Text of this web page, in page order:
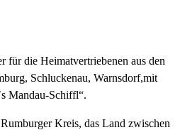
für die Heimatvertriebenen aus den
Schluckenau, Warnsdorf,mit
Mandau-Schiffl“.
Kreis, das Land zwischen